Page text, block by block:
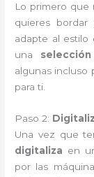
Lo primero que
quieres bordar
adapte al estilo
una
algunas incluso
para ti.
Paso 2:
Una vez que
digitaliza en
por las